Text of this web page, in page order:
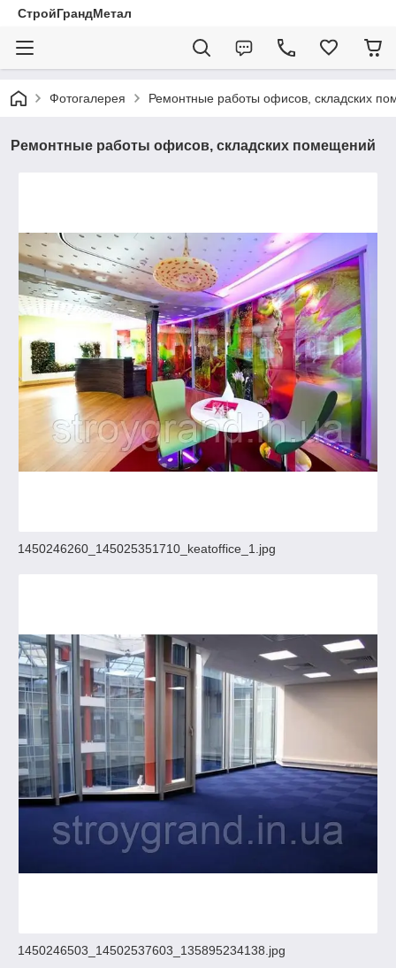
СтройГрандМетал
Фотогалерея Ремонтные работы офисов, складских
Ремонтные работы офисов, складских помещений
1450246260_145025351710_keatoffice_1.jpg
1450246503_14502537603_135895234138.jpg